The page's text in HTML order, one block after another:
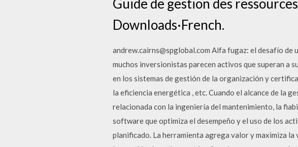
Guide de gestion des
Downloads·French.
andrew.cairns@spglobal.com Alfa fugaz: el desafío de
muchos inversionistas parecen activos que superan a
en los sistemas de gestión de la organización y
la eficiencia energética , etc. Cuando el alcance de la
relacionada con la ingeniería del mantenimiento, la
software que optimiza el desempeño y el uso de los
planificado. La herramienta agrega valor y maximiza